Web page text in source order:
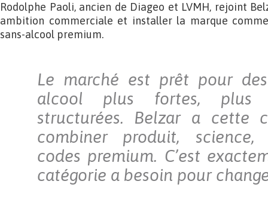
Rodolphe Paoli, ancien de Diageo et LVMH, rejoint
ambition commerciale et installer la marque
sans-alcool premium.
Le marché est prêt pour
alcool plus fortes, plus
structurées. Belzar a cette
combiner produit,
codes premium. C’est
catégorie a besoin pour